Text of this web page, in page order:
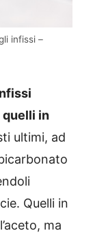
infissi –
quelli in
ultimi, ad
Quelli in
ma